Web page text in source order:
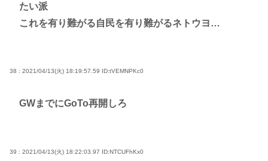
たい派
これを有り難がる自民を有り難がるネトウヨ…
38 : 2021/04/13(火) 18:19:57.59 ID:tVEMNPKc0
GWまでにGoTo再開しろ
39 : 2021/04/13(火) 18:22:03.97 ID:NTCUFhKx0